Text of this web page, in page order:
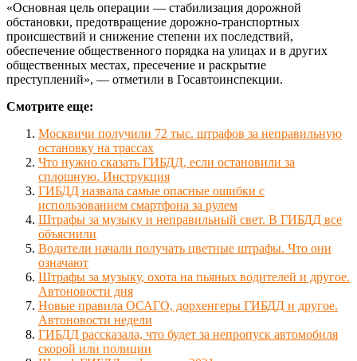
«Основная цель операции — стабилизация дорожной
обстановки, предотвращение дорожно-транспортных
происшествий и снижение степени их последствий,
обеспечение общественного порядка на улицах и в других
общественных местах, пресечение и раскрытие
преступлений», — отметили в Госавтоинспекции.
Смотрите еще:
Москвичи получили 72 тыс. штрафов за неправильную
остановку на трассах
Что нужно сказать ГИБДД, если остановили за
сплошную. Инструкция
ГИБДД назвала самые опасные ошибки с
использованием смартфона за рулем
Штрафы за музыку и неправильный свет. В ГИБДД все
объяснили
Водители начали получать цветные штрафы. Что они
означают
Штрафы за музыку, охота на пьяных водителей и другое.
Автоновости дня
Новые правила ОСАГО, дорхенгеры ГИБДД и другое.
Автоновости недели
ГИБДД рассказала, что будет за непропуск автомобиля
скорой или полиции